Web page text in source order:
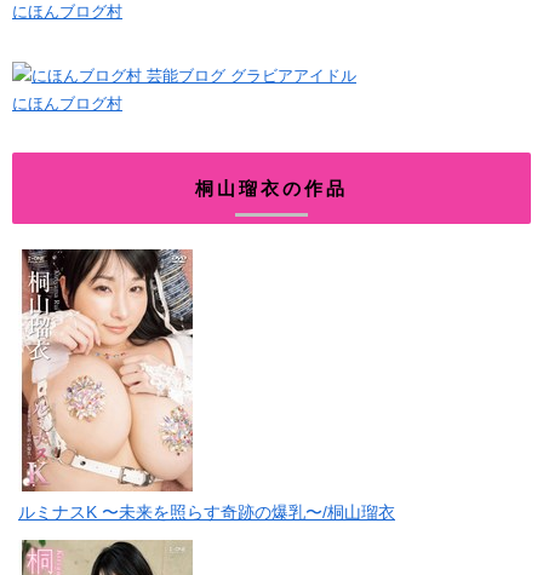
にほんブログ村
にほんブログ村
桐山瑠衣の作品
ルミナスK 〜未来を照らす奇跡の爆乳〜/桐山瑠衣